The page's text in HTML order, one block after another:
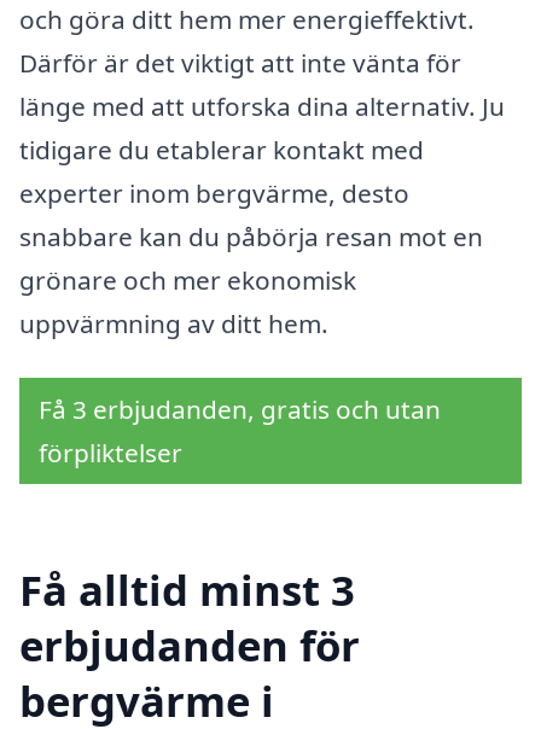
och göra ditt hem mer energieffektivt.
Därför är det viktigt att inte vänta för
länge med att utforska dina alternativ. Ju
tidigare du etablerar kontakt med
experter inom bergvärme, desto
snabbare kan du påbörja resan mot en
grönare och mer ekonomisk
uppvärmning av ditt hem.
Få 3 erbjudanden, gratis och utan
förpliktelser
Få alltid minst 3
erbjudanden för
bergvärme i